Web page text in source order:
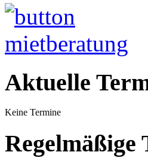
Aktuelle
Keine Termine
Regelmäßige